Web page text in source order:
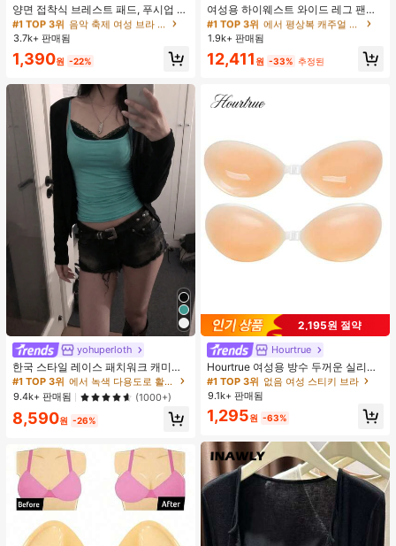
양면 접착식 브레스트 패드, 푸시업 및
리프트업 디자인, 방수 접착 컵, 브라
패딩 및 가슴 보정 제품에 적합
거의 매진!
#1 TOP 3위
음악 축제 여성 브라 액세서리
거의 매진!
#1 TOP 3위
음악 축제 여성 브라 액세서리
거의 매진!
#1 TOP 3위
거의 매진!
3.7k+ 판매됨
1,390원 -22%
yohuperloth
한국 스타일 레이스 패치워크 캐미솔
탱크 탑, Y2K 에스테틱, 스트리트웨어
캐주얼 여름
#1 TOP 3위
에서 녹색 다용도로 활용 가능한 데일리 탑
9.4k+ 판매됨
(1000+)
8,590원 -26%
여성용 하이웨스트 와이드 레그 팬츠,
봄 드로스트링 루즈 롱 팬츠, 레이지
릴랙스드 스타일 그레이
거의 매진!
#1 TOP 3위
에서 평상복 캐주얼 바지
거의 매진!
#1 TOP 3위
에서 평상복 캐주얼 바지
거의 매진!
#1 TOP 3위
거의 매진!
1.9k+ 판매됨
12,411 원 -33% 추정된
2,195원 절약
Hourtrue
Hourtrue 여성용 방수 두꺼운 실리콘
가슴 페탈, 작은 가슴 리프트업 & 푸시
인용, 웨딩 촬영 및 들러리용
#1 TOP 3위 없음 여성 스티키 브라
9.1k+ 판매됨
1,295원 -63%